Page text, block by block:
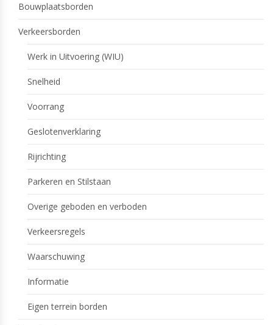
Bouwplaatsborden
Verkeersborden
Werk in Uitvoering (WIU)
Snelheid
Voorrang
Geslotenverklaring
Rijrichting
Parkeren en Stilstaan
Overige geboden en verboden
Verkeersregels
Waarschuwing
Informatie
Eigen terrein borden